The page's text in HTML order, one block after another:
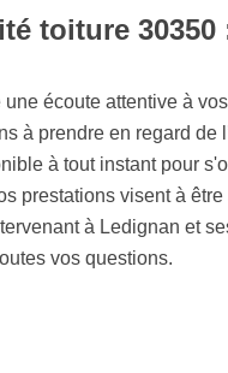
toiture
écoute attentive à
à prendre en regard de
à tout instant pour
prestations visent à
à Ledignan et
vos questions.